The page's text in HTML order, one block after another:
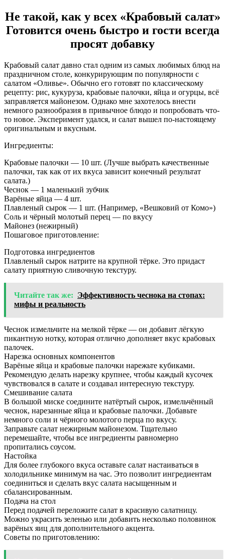
Не такой, как у всех «Крабовый салат»
Готовится очень быстро и гости всегда
просят добавку
Крабовый салат давно стал одним из самых любимых блюд на
праздничном столе, конкурирующим по популярности с
салатом «Оливье». Обычно его готовят по классическому
рецепту: рис, кукуруза, крабовые палочки, яйца и огурцы, всё
заправляется майонезом. Однако мне захотелось внести
немного разнообразия в привычное блюдо и попробовать что-
то новое. Эксперимент удался, и салат вышел по-настоящему
оригинальным и вкусным.
Ингредиенты:
Крабовые палочки — 10 шт. (Лучше выбрать качественные
палочки, так как от их вкуса зависит конечный результат
салата.)
Чеснок — 1 маленький зубчик
Варёные яйца — 4 шт.
Плавленый сырок — 1 шт. (Например, «Вешковий от Комо»)
Соль и чёрный молотый перец — по вкусу
Майонез (нежирный)
Пошаговое приготовление:
Подготовка ингредиентов
Плавленый сырок натрите на крупной тёрке. Это придаст
салату приятную сливочную текстуру.
Читайте так же: Эффективность чеснока на стопах:
мифы и реальность
Чеснок измельчите на мелкой тёрке — он добавит лёгкую
пикантную нотку, которая отлично дополняет вкус крабовых
палочек.
Нарезка основных компонентов
Варёные яйца и крабовые палочки нарежьте кубиками.
Рекомендую делать нарезку крупнее, чтобы каждый кусочек
чувствовался в салате и создавал интересную текстуру.
Смешивание салата
В большой миске соедините натёртый сырок, измельчённый
чеснок, нарезанные яйца и крабовые палочки. Добавьте
немного соли и чёрного молотого перца по вкусу.
Заправьте салат нежирным майонезом. Тщательно
перемешайте, чтобы все ингредиенты равномерно
пропитались соусом.
Настойка
Для более глубокого вкуса оставьте салат настаиваться в
холодильнике минимум на час. Это позволит ингредиентам
соединиться и сделать вкус салата насыщенным и
сбалансированным.
Подача на стол
Перед подачей переложите салат в красивую салатницу.
Можно украсить зеленью или добавить несколько половинок
варёных яиц для дополнительного акцента.
Советы по приготовлению: